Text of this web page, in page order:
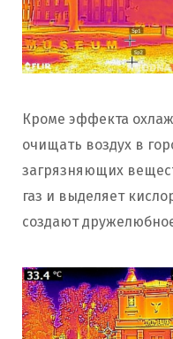
Кроме эффекта
очищать воздух в
загрязняющих
газ и выделяет
создают